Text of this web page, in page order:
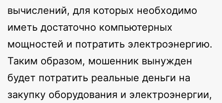
вычислений, для которых необходимо
иметь достаточно компьютерных
мощностей и потратить электроэнергию.
Таким образом, мошенник вынужден
будет потратить реальные деньги на
закупку оборудования и электроэнергии,